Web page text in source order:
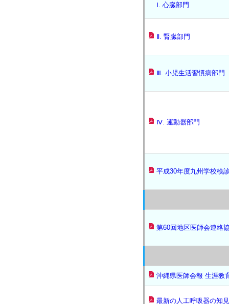
Ⅰ. 心臓部門
Ⅱ. 腎臓部門
Ⅲ. 小児生活習慣病部門
Ⅳ. 運動器部門
平成30年度九州学校検
第60回地区医師会連絡
沖縄県医師会報 生涯教
最新の人工呼吸器の知見